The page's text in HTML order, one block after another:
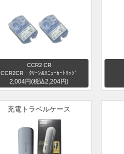
CCR2 CR
CCR2CR ｸﾘｰﾝ&ﾘﾆｭｰｶｰﾄﾘｯｼﾞ
2,004円(税込2,204円)
充電トラベルケース